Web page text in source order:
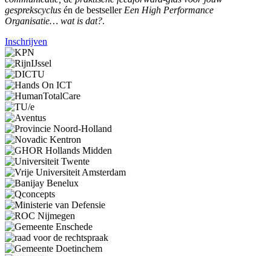
gesprekscyclus én de bestseller Een High Performance
Organisatie… wat is dat?.
Inschrijven